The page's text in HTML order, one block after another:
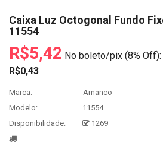
Caixa Luz Octogonal Fundo
11554
R$5,42 No boleto/pix (8% Off):
R$0,43
Marca:
Amanco
Modelo:
11554
Disponibilidade:
1269